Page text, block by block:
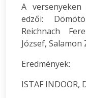
A
edzői:
Reichnach
József, Salamon
Eredmények:
ISTAF INDOOR,